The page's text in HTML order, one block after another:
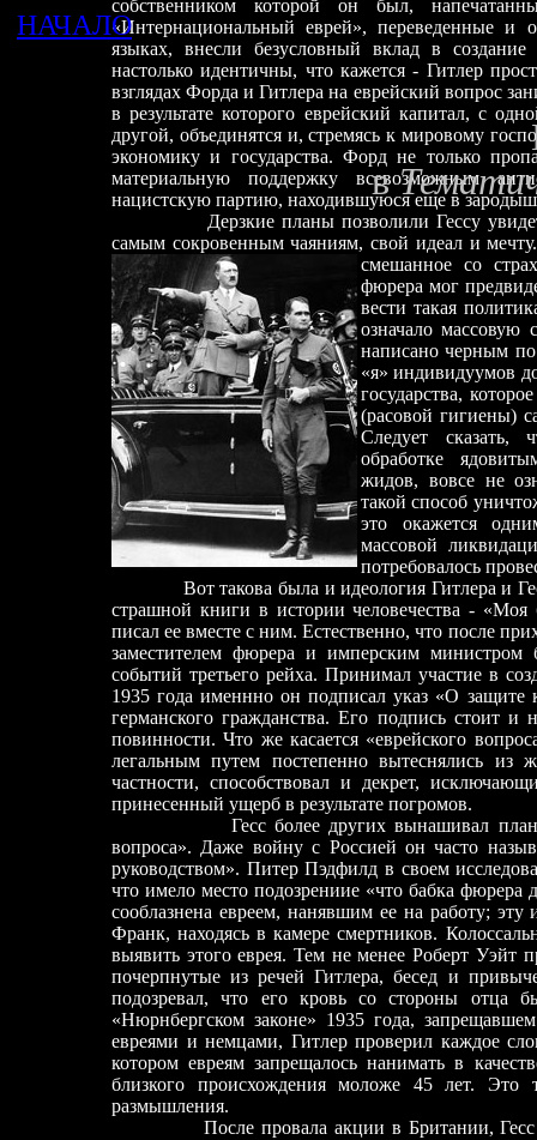
собственником которой он был,
«Интернациональный еврей», переведенные и
языках, внесли безусловный вклад в
настолько идентичны, что кажется- Гитлер
взглядах Форда и Гитлера на еврейский вопрос
в результате которого еврейский капитал, с
другой, объединятся и, стремясь к мировому
экономику и государства. Форд не только
материальную поддержку всевозможным
нацистскую партию, находившуюся ещев
Дерзкие планы позволили Гессу увидеть
самым сокровенным чаяниям, свой идеал и
смешанное со
фюрера мог
вести такая
означало массовую
написано черным по
«я» индивидуумов
государства,
(расовой гигиены)
Следует сказать,
обработке
жидов, вовсе не
такой способ
это окажется
массовой
потребовалось
Вот такова была и идеология Гитлера и
страшной книги в истории человечества - «Моя
писал ее вместе с ним. Естественно, что после
заместителем фюрера и имперским
событий третьего рейха. Принимал участие в
1935 года именнно он подписал указ «О защите
германского гражданства. Его подпись стоит и
повинности. Что же касается «еврейского
легальным путем постепенно вытеснялись из
частности, способствовал и декрет,
принесенный ущерб в результате погромов.
Гесс более других вынашивал
вопроса». Даже войну с Россией он часто
руководством». Питер Пэдфилд в своем
что имело место подозрениие «что бабка фюрера
сооблазнена евреем, нанявшим еена работу; эту
Франк, находясь в камере смертников.
выявить этого еврея. Тем не менее Роберт Уэйт
почерпнутые из речей Гитлера, бесед и
подозревал, что его кровь со стороны отца
«Нюрнбергском законе» 1935 года,
евреями и немцами, Гитлер проверил каждое
котором евреям запрещалось нанимать в
близкого происхождения моложе 45 лет. Это
размышления.
После провала акции в Британии, Гесс
НАЧАЛО
в